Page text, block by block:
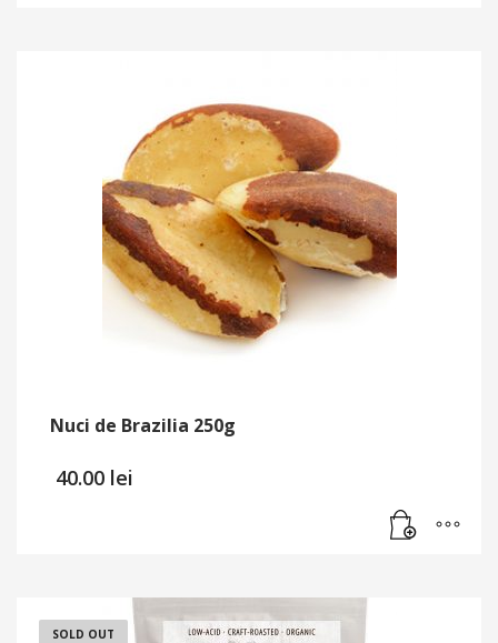
Nuci de Brazilia 250g
40.00 lei
SOLD OUT